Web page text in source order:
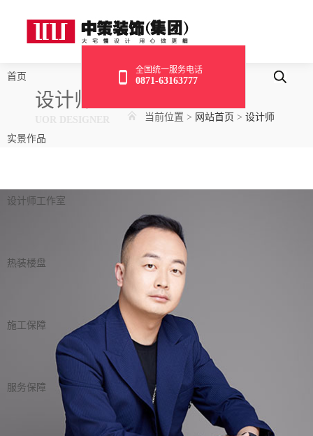
全国统一服务电话
0871-63163777
首页
实景作品
设计师工作室
热装楼盘
施工保障
服务保障
设计师
当前位置 > 网站首页 > 设计师